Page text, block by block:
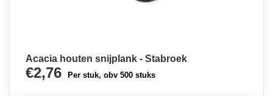
Acacia houten snijplank - Stabroek
€2,76 Per stuk, obv 500 stuks